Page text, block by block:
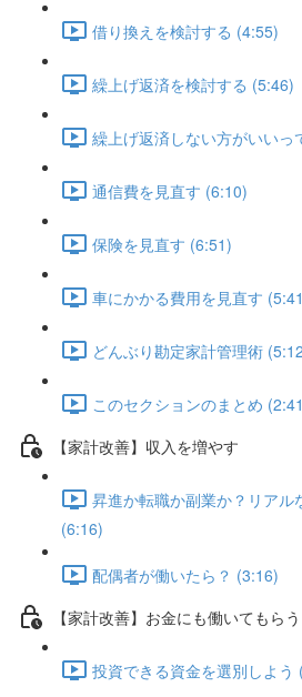
借り換えを検討する (4:55)
繰上げ返済を検討する (5:46)
繰上げ返済しない方がいいっ
通信費を見直す (6:10)
保険を見直す (6:51)
車にかかる費用を見直す
どんぶり勘定家計管理術
このセクションのまとめ
【家計改善】収入を増やす
昇進か転職か副業か？リアル
(6:16)
配偶者が働いたら？ (3:16)
【家計改善】お金にも働いてもらう
投資できる資金を選別しよう